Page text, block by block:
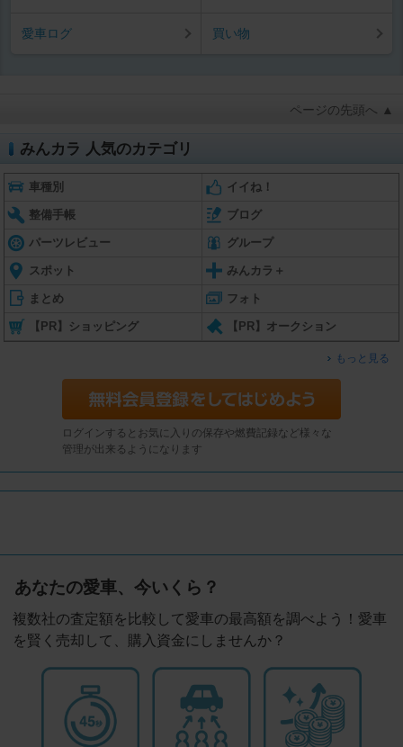
愛車ログ 買い物
ページの先頭へ ▲
みんカラ 人気のカテゴリ
車種別 イイね！
整備手帳 ブログ
パーツレビュー グループ
スポット みんカラ＋
まとめ フォト
【PR】ショッピング 【PR】オークション
もっと見る
ログインするとお気に入りの保存や燃費記録など様々な
管理が出来るようになります
あなたの愛車、今いくら？
複数社の査定額を比較して愛車の最高額を調べよう！愛車
を賢く売却して、購入資金にしませんか？